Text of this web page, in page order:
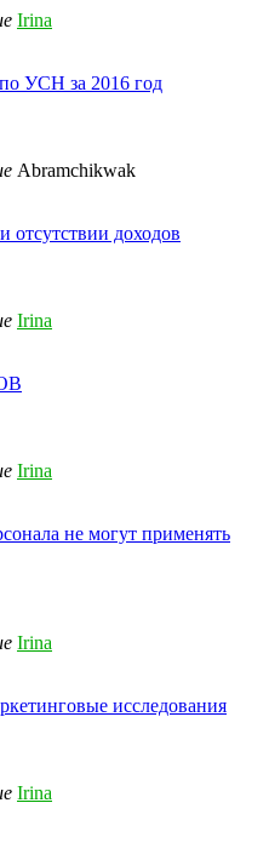
Irina
УСН за 2016 год
Abramchikwak
доходов
Irina
Irina
не могут применять
Irina
исследования
Irina